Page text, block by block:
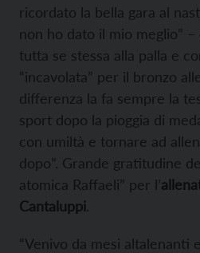
ricordato la bella gara al
non ho dato il mio meglio”
tutta se stessa alla palla e
“incavolata” per il bronzo
differenza la fa sempre la
sport dopo la pioggia di
con umiltà e tornare ad
dopo”. Grande gratitudine
atomica Raffaeli” per l’
Cantaluppi.
“Venivo da mesi altalenanti